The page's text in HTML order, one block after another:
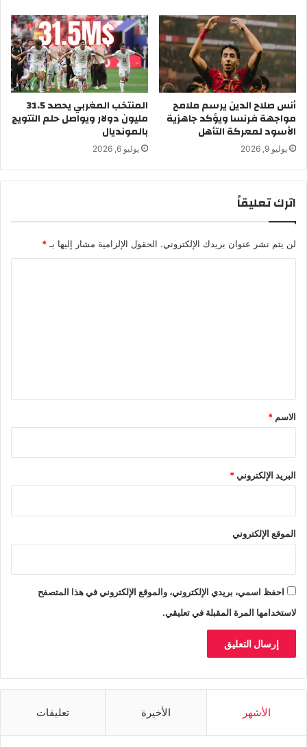
ى
ف
ي
ل
ت
ك
و
ي
ن
ل
ه
و
د
ر
ج
ا
ت
ؤ
ق
ت
ا
و
ت
د
ح
ر
ق
أنس صلاح الدين يرسم ملامح
مواجهة فرنسا ويؤكد جاهزية
الأسود لمعركة التأهل
يوليو 9, 2026
المنتخب المغربي يحصد 31.5
مليون دولار ويواصل حلم التتويج
بالمونديال
يوليو 6, 2026
اترك تعليقاً
لن يتم نشر عنوان بريدك الإلكتروني. الحقول الإلزامية مشار إليها بـ *
*
الاسم *
البريد الإلكتروني*
الموقع الإلكتروني
احفظ اسمي، بريدي الإلكتروني، والموقع الإلكتروني في هذا المتصفح
لاستخدامها المرة المقبلة في تعليقي.
الأشهر الأخيرة تعليقات